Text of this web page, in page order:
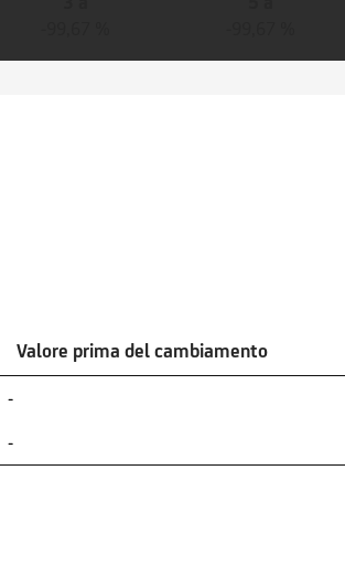
Valore prima del cambiamento
-
-